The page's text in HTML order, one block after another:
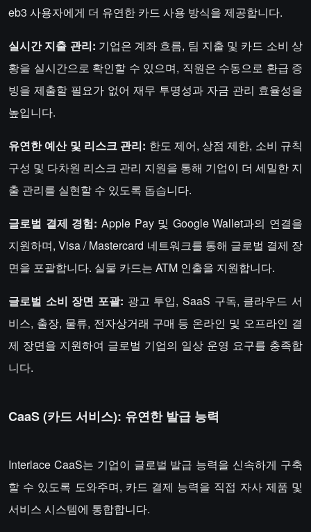
eb3 사용자에게 더 유연한 카드 사용 방식을 제공합니다.
실시간 지출 관리: 기업은 계좌 흐름, 팀 지출 및 카드 소비 상
황을 실시간으로 확인할 수 있으며, 직원은 수동으로 환급 증
빙을 제출할 필요가 없어 재무 투명성과 자금 관리 효율성을
높입니다.
유연한 예산 및 리스크 관리: 한도 제어, 상점 제한, 소비 규칙
구성 및 다차원 리스크 관리 지원을 통해 기업이 더 세밀한 지
출 관리를 실현할 수 있도록 돕습니다.
글로벌 결제 경험: Apple Pay 및 Google Wallet과의 연결을
지원하며, Visa / Mastercard 네트워크를 통해 글로벌 결제 장
면을 포괄합니다. 실물 카드는 ATM 인출을 지원합니다.
글로벌 소비 장면 포괄: 광고 투입, SaaS 구독, 클라우드 서
비스, 출장, 물류, 전자상거래 구매 등 온라인 및 오프라인 결
제 장면을 지원하여 글로벌 기업의 일상 운영 요구를 충족합
니다.
CaaS (카드 서비스): 유연한 발급 능력
Interlace CaaS는 기업이 글로벌 발급 능력을 신속하게 구축
할 수 있도록 도와주며, 카드 결제 능력을 직접 자사 제품 및
서비스 시스템에 통합합니다.